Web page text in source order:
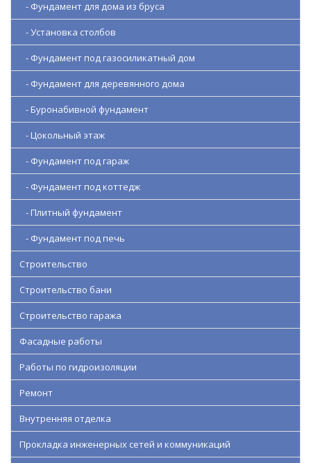
- Фундамент для дома из бруса
- Установка столбов
- Фундамент под газосиликатный дом
- Фундамент для деревянного дома
- Буронабивной фундамент
- Цокольный этаж
- Фундамент под гараж
- Фундамент под коттедж
- Плитный фундамент
- Фундамент под печь
Строительство
Строительство бани
Строительство гаража
Фасадные работы
Работы по гидроизоляции
Ремонт
Внутренняя отделка
Прокладка инженерных сетей и коммуникаций